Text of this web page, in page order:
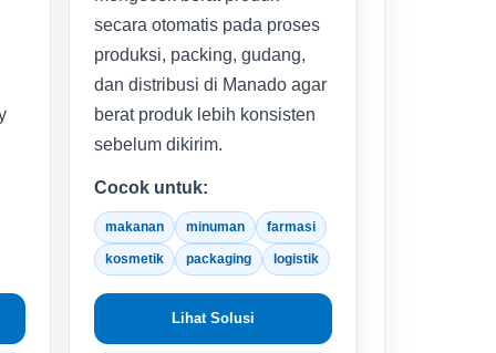
secara otomatis pada proses
produksi, packing, gudang,
dan distribusi di Manado agar
berat produk lebih konsisten
sebelum dikirim.
Cocok untuk:
makanan minuman farmasi
kosmetik packaging logistik
Lihat Solusi